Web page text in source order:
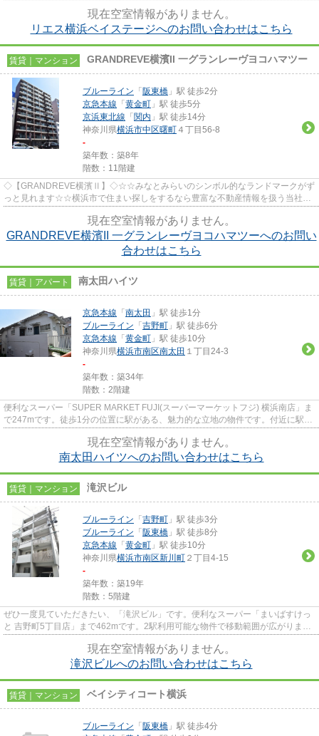
現在空室情報がありません。
リエス横浜ベイステージへのお問い合わせはこちら
賃貸｜マンション GRANDREVE横濱II 一グランレーヴヨコハマツー
ブルーライン 「 阪東橋 」駅 徒歩2分
京急本線 「 黄金町 」駅 徒歩5分
京浜東北線 「 関内 」駅 徒歩14分
神奈川県横浜市中区曙町 ４丁目56-8
-
築年数：築8年
階数：11階建
◇【GRANDREVE横濱Ⅱ】◇☆☆みなとみらいのシンボル的なランドマークがず
っと見れます☆☆横浜市で住まい探しをするなら豊富な不動産情報を扱う当社
現在空室情報がありません。
GRANDREVE横濱II 一グランレーヴヨコハマツーへのお問い
合わせはこちら
賃貸｜アパート 南太田ハイツ
京急本線 「 南太田 」駅 徒歩1分
ブルーライン 「 吉野町 」駅 徒歩6分
京急本線 「 黄金町 」駅 徒歩10分
神奈川県横浜市南区南太田 １丁目24-3
-
築年数：築34年
階数：2階建
便利なスーパー「SUPER MARKET FUJI(スーパーマーケットフジ) 横浜南店」ま
で247mです。徒歩1分の位置に駅がある、魅力的な立地の物件です。付近に駅が
現在空室情報がありません。
南太田ハイツへのお問い合わせはこちら
賃貸｜マンション 滝沢ビル
ブルーライン 「 吉野町 」駅 徒歩3分
ブルーライン 「 阪東橋 」駅 徒歩8分
京急本線 「 黄金町 」駅 徒歩10分
神奈川県横浜市南区新川町 ２丁目4-15
-
築年数：築19年
階数：5階建
ぜひ一度見ていただきたい、「滝沢ビル」です。便利なスーパー「まいばすけっ
と 吉野町5丁目店」まで462mです。2駅利用可能な物件で移動範囲が広がりま
現在空室情報がありません。
滝沢ビルへのお問い合わせはこちら
賃貸｜マンション ベイシティコート横浜
ブルーライン 「 阪東橋 」駅 徒歩4分